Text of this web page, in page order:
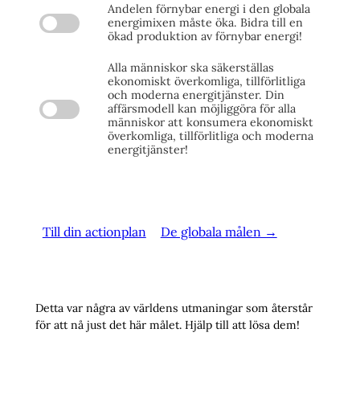
Andelen förnybar energi i den globala
energimixen måste öka. Bidra till en
ökad produktion av förnybar energi!
Alla människor ska säkerställas
ekonomiskt överkomliga, tillförlitliga
och moderna energitjänster. Din
affärsmodell kan möjliggöra för alla
människor att konsumera ekonomiskt
överkomliga, tillförlitliga och moderna
energitjänster!
Till din actionplan De globala målen →
Detta var några av världens utmaningar som återstår
för att nå just det här målet. Hjälp till att lösa dem!